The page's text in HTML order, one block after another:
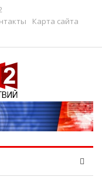
Карта сайта